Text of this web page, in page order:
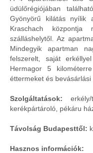
üdülőrégiójában
Gyönyörű kilátás nyílik
Kraschach
szálláshelytől. Az
Mindegyik apartman
felszerelt, saját
Hermagor 5
éttermeket és bevásárlási
Szolgáltatások:
kerékpártároló, pékáru
Távolság Budapesttől:
Hasznos információk: